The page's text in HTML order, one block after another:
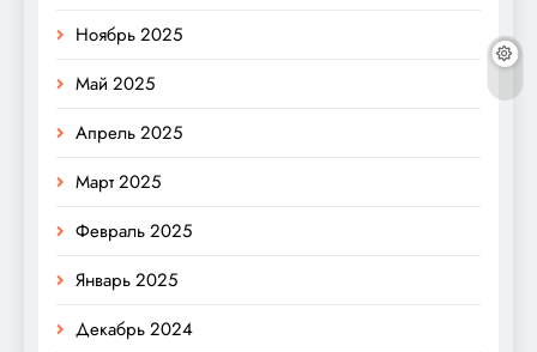
Ноябрь 2025
Май 2025
Апрель 2025
Март 2025
Февраль 2025
Январь 2025
Декабрь 2024